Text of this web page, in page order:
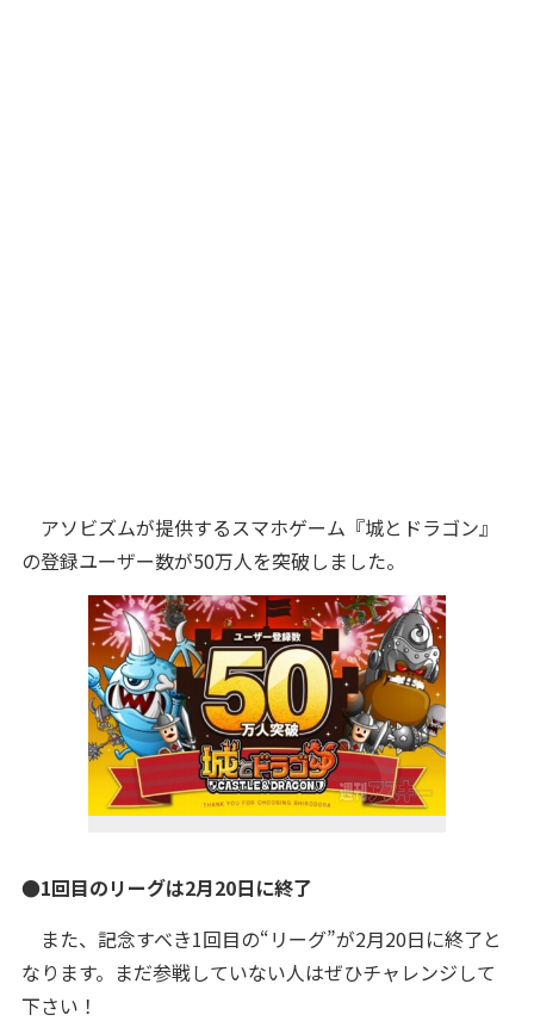
アソビズムが提供するスマホゲーム『城とドラゴン』
の登録ユーザー数が50万人を突破しました。
●1回目のリーグは2月20日に終了
また、記念すべき1回目の“リーグ”が2月20日に終了と
なります。まだ参戦していない人はぜひチャレンジして
下さい！